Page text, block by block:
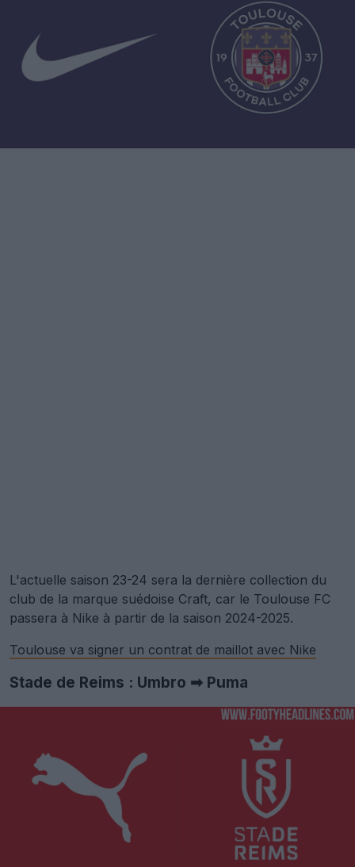
L'actuelle saison 23-24 sera la dernière collection du
club de la marque suédoise Craft, car le Toulouse FC
passera à Nike à partir de la saison 2024-2025.
Toulouse va signer un contrat de maillot avec Nike
Stade de Reims : Umbro ➡ Puma